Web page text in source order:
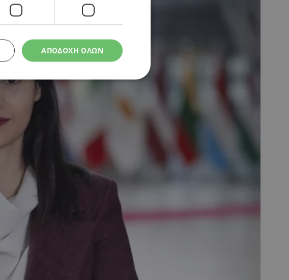
ΑΠΟΔΟΧΗ ΟΛΩΝ